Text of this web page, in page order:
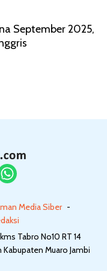
September 2025,
Media Siber
Tabro No10 RT 14
Muaro Jambi